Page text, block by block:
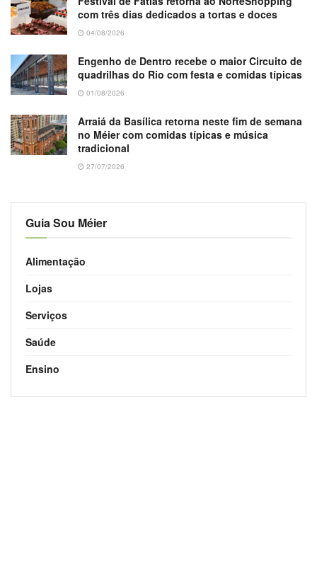
com três dias dedicados a tortas e doces
04/08/2026
Engenho de Dentro recebe o maior Circuito de
quadrilhas do Rio com festa e comidas típicas
01/08/2026
Arraiá da Basílica retorna neste fim de semana
no Méier com comidas típicas e música
tradicional
27/07/2026
Guia Sou Méier
Alimentação
Lojas
Serviços
Saúde
Ensino